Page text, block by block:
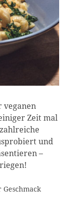
veganen
Zeit mal
und
–
Geschmack